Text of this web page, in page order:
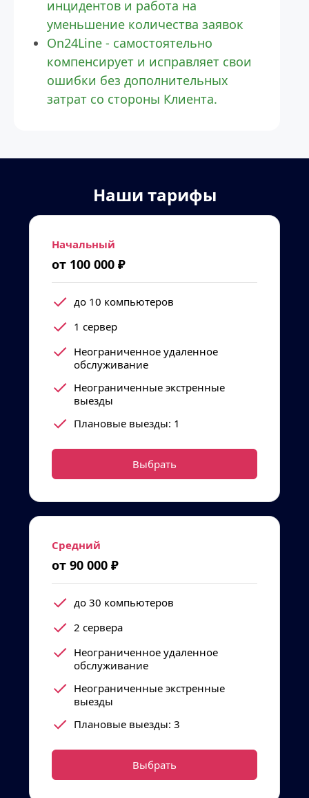
инцидентов и работа на
уменьшение количества заявок
On24Line - самостоятельно
компенсирует и исправляет свои
ошибки без дополнительных
затрат со стороны Клиента.
Наши тарифы
Начальный
от 100 000 ₽
до 10 компьютеров
1 сервер
Неограниченное удаленное
обслуживание
Неограниченные экстренные
выезды
Плановые выезды: 1
Выбрать
Средний
от 90 000 ₽
до 30 компьютеров
2 сервера
Неограниченное удаленное
обслуживание
Неограниченные экстренные
выезды
Плановые выезды: 3
Выбрать